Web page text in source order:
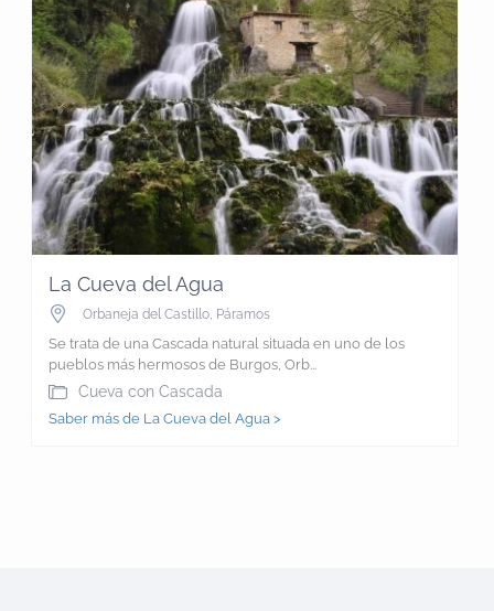
La Cueva del Agua
Orbaneja del Castillo, Páramos
Se trata de una Cascada natural situada en uno de los
pueblos más hermosos de Burgos, Orb...
Cueva con Cascada
Saber más de La Cueva del Agua >